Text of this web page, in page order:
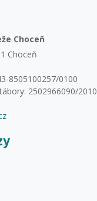
Choceň
Choceň
8505100257/0100
2502966090/2010